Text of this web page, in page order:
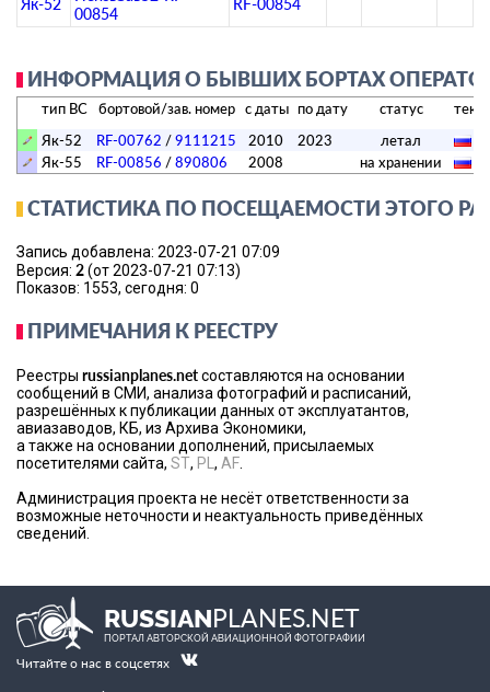
Як-52
00854
RF-00854
ИНФОРМАЦИЯ О БЫВШИХ БОРТАХ
тип ВС бортовой/зав. номер с даты по дату статус
Як-52
RF-00762 /9111215 2010 2023 летал
Як-55
RF-00856 /890806 2008 на хранении
СТАТИСТИКА ПО ПОСЕЩАЕМОСТИ ЭТОГО
Запись добавлена: 2023-07-21 07:09
Версия: 2(от 2023-07-21 07:13)
Показов: 1553, сегодня: 0
ПРИМЕЧАНИЯ К РЕЕСТРУ
Реестры russianplanes.netсоставляются на основании
сообщений в СМИ, анализа фотографий и расписаний,
разрешённых к публикации данных от эксплуатантов,
авиазаводов, КБ, из Архива Экономики,
а также на основании дополнений, присылаемых
посетителями сайта, ST, PL , AF
Администрация проекта не несёт ответственности за
возможные неточности и неактуальность приведённых
сведений.
RUSSIANPLANES.NET
ПОРТАЛ АВТОРСКОЙ АВИАЦИОННОЙ ФОТОГРАФИИ
Читайте о нас в соцсетях